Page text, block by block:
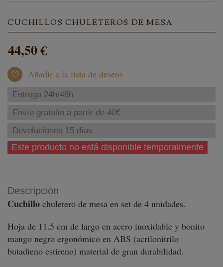
CUCHILLOS CHULETEROS DE MESA
44,50 €
Añadir a la lista de deseos
Entrega 24h/48h
Envío gratuito a partir de 40€
Devoluciones 15 días
Este producto no está disponible temporalmente
Descripción
Cuchillo chuletero de mesa en set de 4 unidades.
Hoja de 11.5 cm de largo en acero inoxidable y bonito
mango negro ergonómico en ABS (acrilonitrilo
butadieno estireno) material de gran durabilidad.